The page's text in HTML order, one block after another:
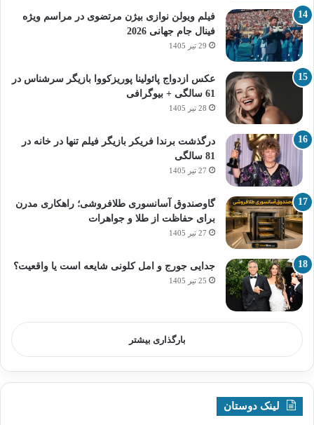
فیلم ویولن نوازی بیژن مرتضوی در مراسم ویژه
فینال جام جهانی 2026
29 تیر 1405
عکس ازدواج پائولینا پوریزکووا بازیگر سرشناس در
61 سالگی + بیوگرافی
28 تیر 1405
درگذشت برندا فریکر بازیگر فیلم تنها در خانه در
81 سالگی
27 تیر 1405
گاوصندوق آسانسوری طلافروشی؛ راهکاری مدرن
برای حفاظت از طلا و جواهرات
27 تیر 1405
جدایی جورج و امل کلونی شایعه است یا واقعیت؟
25 تیر 1405
بارگذاری بیشتر
لینک دوستان